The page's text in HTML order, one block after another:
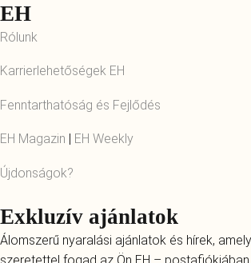
EH
Rólunk
Karrierlehetőségek EH
Fenntarthatóság és Fejlődés
EH Magazin EH Weekly
Újdonságok?
Exkluzív ajánlatok
Álomszerű nyaralási ajánlatok és hírek,